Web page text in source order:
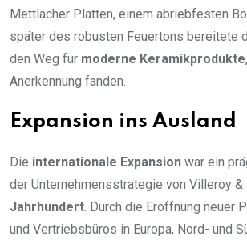
Mettlacher Platten, einem abriebfesten
später des robusten Feuertons bereitete
den Weg für moderne Keramikprodukte
Anerkennung fanden.
Expansion ins Ausland
Die internationale Expansion war ein
der Unternehmensstrategie von Villeroy &
Jahrhundert . Durch die Eröffnung neuer
und Vertriebsbüros in Europa, Nord- und